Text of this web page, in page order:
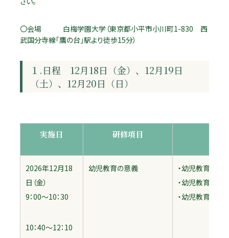
〇会場 白梅学園大学（東京都小平市小川町1-­830 西
武国分寺線「鷹の台」駅より徒歩15分）
１.日程 12月18日（金）、12月19日
（土）、12月20日（日）
実施日 研修項目
2026年12月18
日（金）
9：00～10：30
10：40～12：10
幼児教育の意義
・幼児教育の役
・幼児教育の現
・幼児教育と児